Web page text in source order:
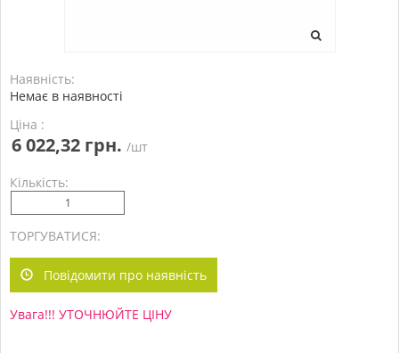
Наявність:
Немає в наявності
Ціна :
6 022,32 грн. /шт
Кількість:
ТОРГУВАТИСЯ:
Повідомити про наявність
Увага!!! УТОЧНЮЙТЕ ЦІНУ